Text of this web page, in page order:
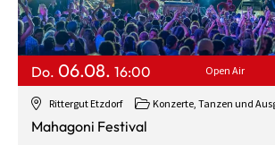
Rittergut Etzdorf Konzerte, Tanzen und
Do. 06.08. 16:00 Open Air
Mahagoni Festival